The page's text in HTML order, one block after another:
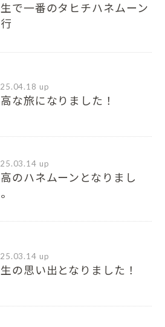
で一番のタヒチハネムーン
up
な旅になりました！
up
のハネムーンとなりまし
up
の思い出となりました！